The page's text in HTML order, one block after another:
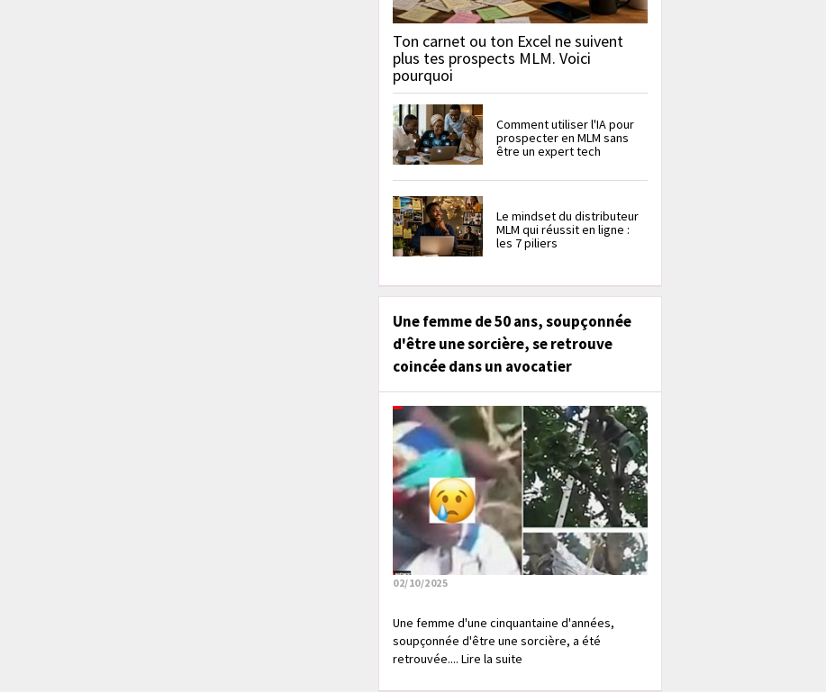
Ton carnet ou ton Excel ne suivent
plus tes prospects MLM. Voici
pourquoi
Comment utiliser l'IA pour
prospecter en MLM sans
être un expert tech
Le mindset du distributeur
MLM qui réussit en ligne :
les 7 piliers
Une femme de 50 ans, soupçonnée
d'être une sorcière, se retrouve
coincée dans un avocatier
02/10/2025
Une femme d'une cinquantaine d'années,
soupçonnée d'être une sorcière, a été
retrouvée.... Lire la suite